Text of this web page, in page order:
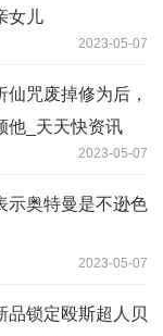
女儿
2023-05-07
咒废掉修为后，
他_天天快资讯
2023-05-07
示奥特曼是不逊色
2023-05-07
品锁定殴斯超人贝